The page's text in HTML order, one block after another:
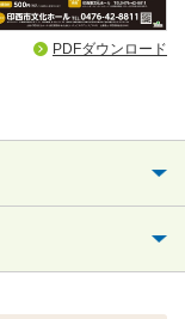
PDFダウンロード